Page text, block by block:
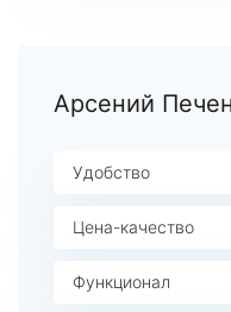
Арсений
Удобство
Цена-качество
Функционал